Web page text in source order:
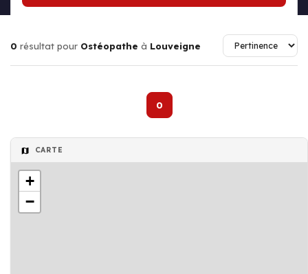
0 résultat pour Ostéopathe à Louveigne
0
CARTE
+
−